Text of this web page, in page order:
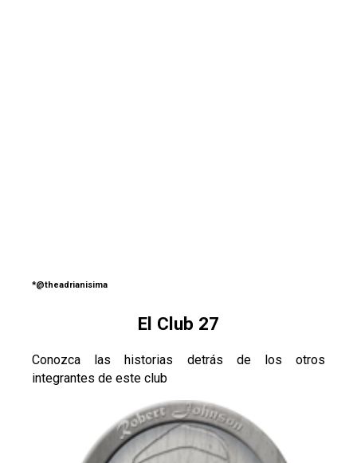
*@theadrianisima
El Club 27
Conozca las historias detrás de los otros
integrantes de este club